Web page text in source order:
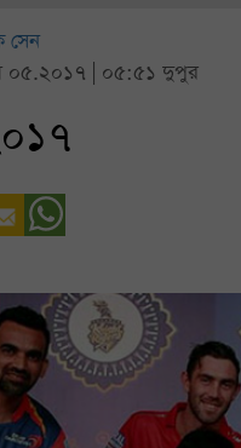
সেন
০৫.২০১৭ | ০৫:৫১ দুপুর